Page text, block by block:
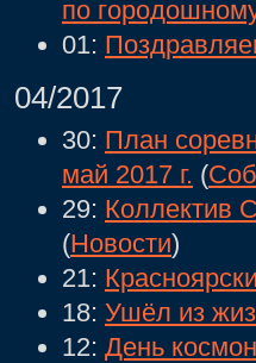
по
01:
04/2017
30: План
май 2017 г. (
29: Коллектив
(Новости)
21:
18: Ушёл из
12: День